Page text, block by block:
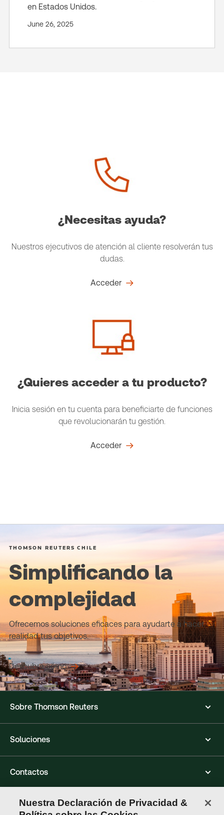
en Estados Unidos.
June 26, 2025
¿Necesitas ayuda?
Nuestros ejecutivos de atención al cliente resolverán tus
dudas.
Acceder
¿Quieres acceder a tu producto?
Inicia sesión en tu cuenta para beneficiarte de funciones
que revolucionarán tu gestión.
Acceder
THOMSON REUTERS CHILE
Simplificando la
complejidad
Ofrecemos soluciones eficaces para ayudarte a hacer
realidad tus objetivos.
Descubre cómo
Sobre Thomson Reuters
Soluciones
Contactos
Conéctate con nosotros
Nuestra Declaración de Privacidad &